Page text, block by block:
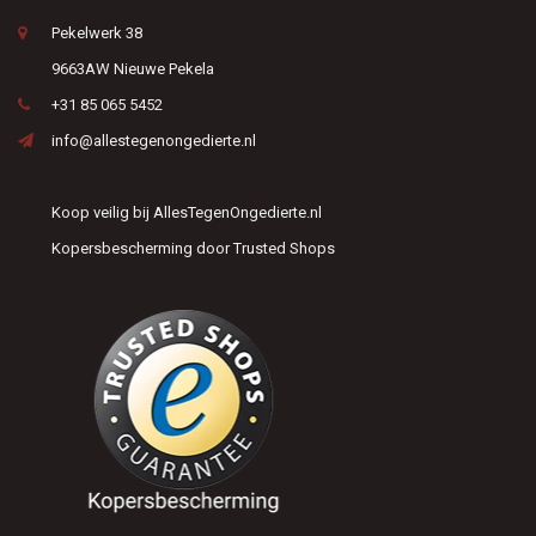
Pekelwerk 38
9663AW Nieuwe Pekela
+31 85 065 5452
info@allestegenongedierte.nl
Koop veilig bij AllesTegenOngedierte.nl
Kopersbescherming door Trusted Shops